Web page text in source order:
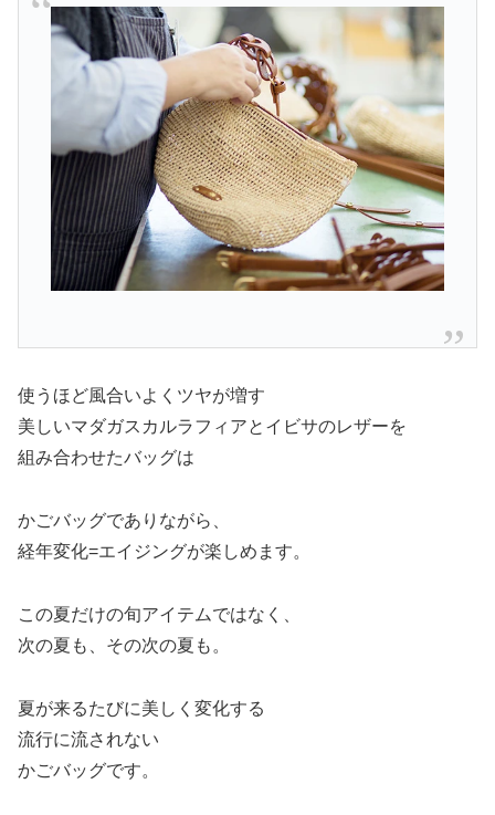
使うほど風合いよくツヤが増す
美しいマダガスカルラフィアとイビサのレザーを
組み合わせたバッグは
かごバッグでありながら、
経年変化=エイジングが楽しめます。
この夏だけの旬アイテムではなく、
次の夏も、その次の夏も。
夏が来るたびに美しく変化する
流行に流されない
かごバッグです。